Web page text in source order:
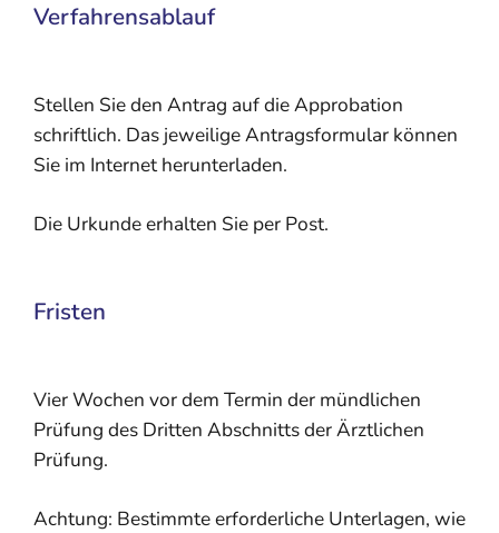
Verfahrensablauf
Stellen Sie den Antrag auf die Approbation
schriftlich. Das jeweilige Antragsformular können
Sie im Internet herunterladen.
Die Urkunde erhalten Sie per Post.
Fristen
Vier Wochen vor dem Termin der mündlichen
Prüfung des Dritten Abschnitts der Ärztlichen
Prüfung.
Achtung: Bestimmte erforderliche Unterlagen, wie